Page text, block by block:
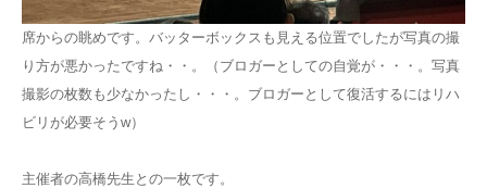
席からの眺めです。バッターボックスも見える位置でしたが写真の撮
り方が悪かったですね・・。（ブロガーとしての自覚が・・・。写真
撮影の枚数も少なかったし・・・。ブロガーとして復活するにはリハ
ビリが必要そうw）
主催者の高橋先生との一枚です。